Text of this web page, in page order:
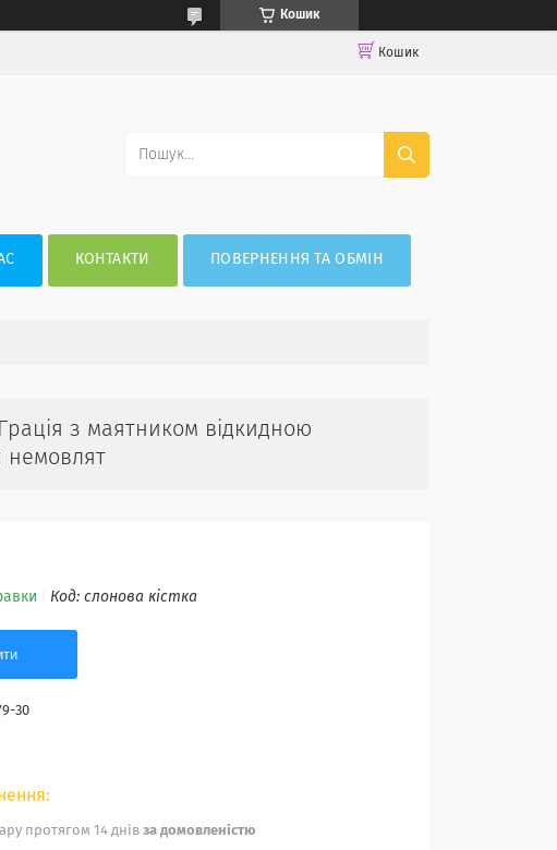
Кошик
Кошик
КОНТАКТИ ПОВЕРНЕННЯ ТА ОБМІН
з маятником відкидною
немовлят
Код: слонова кістка
30
протягом 14 днів за домовленістю